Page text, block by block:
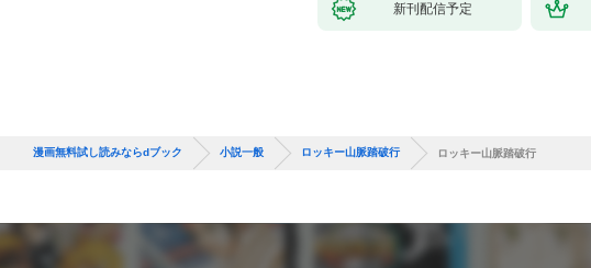
新刊配信予定
漫画無料試し読みならdブック 小説一般 ロッキー山脈踏破行 ロッキー山脈踏破行